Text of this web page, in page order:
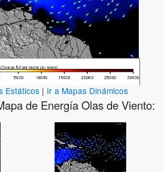
Estáticos | Ir a Mapas Dinámicos
de Energía Olas de Viento: